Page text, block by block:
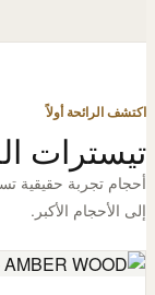
اكتشف الرائحة أولاً
تيسترات
أحجام تجربة حقيقية
إلى الأحجام الأكبر.